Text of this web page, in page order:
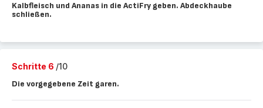
Kalbfleisch und Ananas in die ActiFry geben. Abdeckhaube
schließen.
Schritte 6 /10
Die vorgegebene Zeit garen.